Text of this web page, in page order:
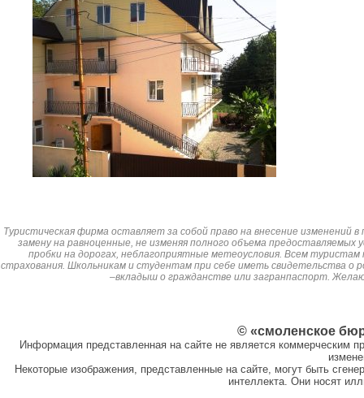
Туристическая фирма оставляет за собой право на внесение изменений
замену на равноценные, не изменяя полного объема
пробки на дорогах, неблагоприятные метеоусловия. Всем
страхования. Школьникам и студентам при себе иметь свидетельства о
–вкладыш о гражданстве или загранпаспорт.
© «смоленское
Информация представленная на сайте не является коммерческим
Некоторые изображения, представленные на сайте, могут быть
интеллекта. Они носят